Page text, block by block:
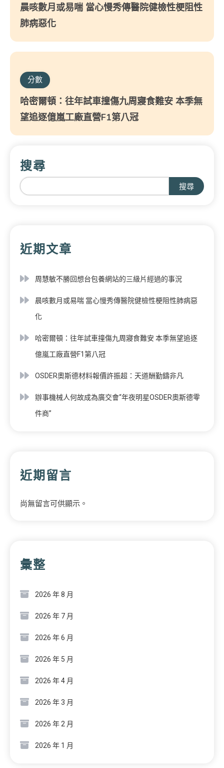
晨咳數月或易喘 當心慢秀傳醫院健檢性梗阻性
肺病惡化
分數
哈密爾頓：往年試車撞傷九周寢食難安 本季無
望追逐億嵐工廠直營F1第八冠
搜尋
搜尋
近期文章
周慧敏不勝回想台包養網站的三級片經過的事況
晨咳數月或易喘 當心慢秀傳醫院健檢性梗阻性肺病惡
化
哈密爾頓：往年試車撞傷九周寢食難安 本季無望追逐
億嵐工廠直營F1第八冠
OSDER奧斯德材料報價許振超：天道酬勤鑄非凡
辦事機械人何故成為廣交會“年夜明星OSDER奧斯德零
件商”
近期留言
尚無留言可供顯示。
彙整
2026 年 8 月
2026 年 7 月
2026 年 6 月
2026 年 5 月
2026 年 4 月
2026 年 3 月
2026 年 2 月
2026 年 1 月